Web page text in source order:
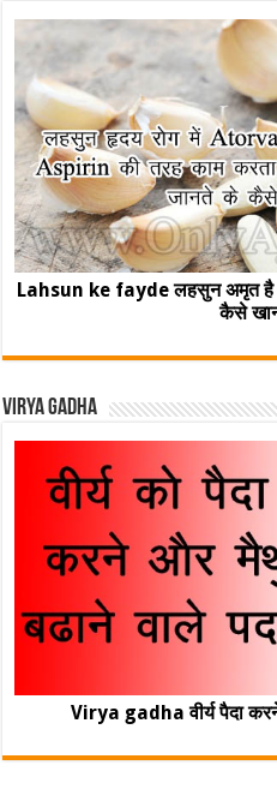
Lahsun ke fayde लहसुन अमृत है
कैसे
Virya Gadha
Virya gadha वीर्य पैदा करने